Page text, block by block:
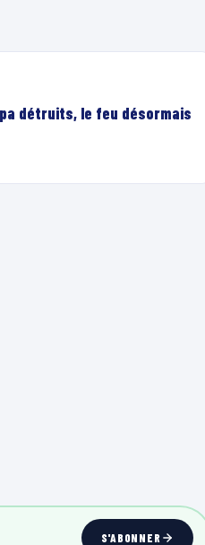
détruits, le feu désormais
S'ABONNER